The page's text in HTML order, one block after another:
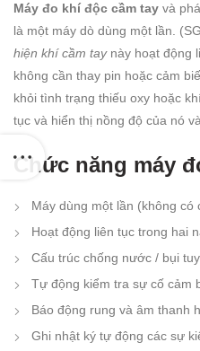
Máy đo khí độc cầm tay và
là một máy dò dùng một lần.
hiện khí cầm taynày hoạt động
không cần thay pin hoặc cảm
khỏi tình trạng thiếu oxy hoặc
tục và hiển thị nồng độ của nó
Chức năng máy
Máy dùng một lần (không có
Hoạt động liên tục trong hai
Cấu trúc chống nước / bụi
Tự động kiểm tra sự cố cảm
Báo động rung và âm thanh
Ghi nhật ký tự động các sự